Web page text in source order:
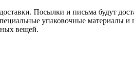
Посылки и письма будут
упаковочные
вещей.